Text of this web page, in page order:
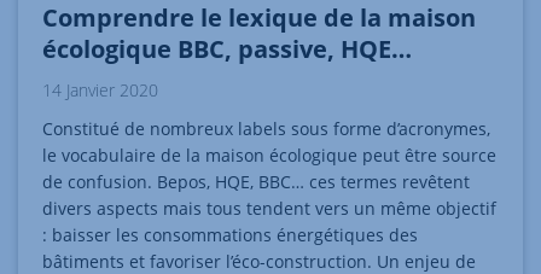
Comprendre le lexique de la maison
écologique BBC, passive, HQE…
14 Janvier 2020
Constitué de nombreux labels sous forme d’acronymes,
le vocabulaire de la maison écologique peut être source
de confusion. Bepos, HQE, BBC… ces termes revêtent
divers aspects mais tous tendent vers un même objectif
: baisser les consommations énergétiques des
bâtiments et favoriser l’éco-construction. Un enjeu de